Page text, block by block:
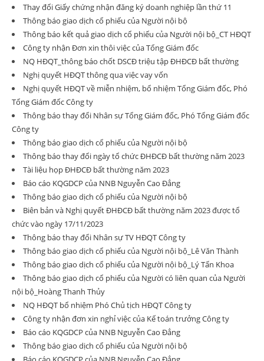
Thay đổi Giấy chứng nhận đăng ký doanh nghiệp lần thứ 11
Thông báo giao dịch cổ phiếu của Người nội bộ
Thông báo kết quả giao dịch cổ phiếu của Người nội bộ_CT HĐQT
Công ty nhận Đơn xin thôi việc của Tổng Giám đốc
NQ HĐQT_thông báo chốt DSCĐ triệu tập ĐHĐCĐ bất thường
Nghị quyết HĐQT thông qua việc vay vốn
Nghị quyết HĐQT về miễn nhiệm, bổ nhiệm Tổng Giám đốc, Phó
Tổng Giám đốc Công ty
Thông báo thay đổi Nhân sự Tổng Giám đốc, Phó Tổng Giám đốc
Công ty
Thông báo giao dịch cổ phiếu của Người nội bộ
Thông báo thay đổi ngày tổ chức ĐHĐCĐ bất thường năm 2023
Tài liệu họp ĐHĐCĐ bất thường năm 2023
Báo cáo KQGDCP của NNB Nguyễn Cao Đẳng
Thông báo giao dịch cổ phiếu của Người nội bộ
Biên bản và Nghị quyết ĐHĐCĐ bất thường năm 2023 được tổ
chức vào ngày 17/11/2023
Thông báo thay đổi Nhân sự TV HĐQT Công ty
Thông báo giao dịch cổ phiếu của Người nội bộ_Lê Văn Thành
Thông báo giao dịch cổ phiếu của Người nội bộ_Lý Tấn Khoa
Thông báo giao dịch cổ phiếu của Người có liên quan của Người
nội bộ_Hoàng Thanh Thủy
NQ HĐQT bổ nhiệm Phó Chủ tịch HĐQT Công ty
Công ty nhận đơn xin nghỉ việc của Kế toán trưởng Công ty
Báo cáo KQGDCP của NNB Nguyễn Cao Đẳng
Thông báo giao dịch cổ phiếu của Người nội bộ